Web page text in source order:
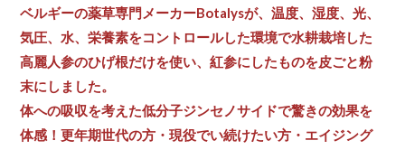
ベルギーの薬草専門メーカーBotalysが、温度、湿度、光、
気圧、水、栄養素をコントロールした環境で水耕栽培した
高麗人参のひげ根だけを使い、紅参にしたものを皮ごと粉
末にしました。
体への吸収を考えた低分子ジンセノサイドで驚きの効果を
体感！更年期世代の方・現役でい続けたい方・エイジング